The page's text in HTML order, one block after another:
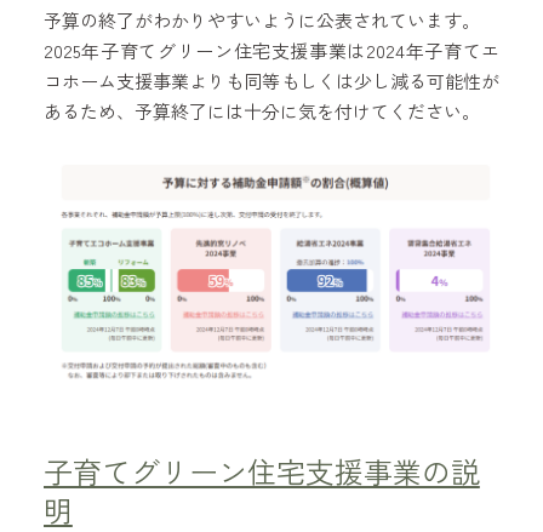
予算の終了がわかりやすいように公表されています。
2025年子育てグリーン住宅支援事業は2024年子育てエ
コホーム支援事業よりも同等もしくは少し減る可能性が
あるため、予算終了には十分に気を付けてください。
子育てグリーン住宅支援事業の説
明